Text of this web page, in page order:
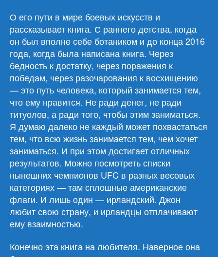
О его пути в мире боевых искусств и
рассказывает книга. С раннего детства, когда
он был вполне себе ботаником и до конца 2016
года, когда была написана книга. Через
бедность к достатку, через поражения к
победам, через разочарования к восхищению
— это путь человека, который занимается тем,
что ему нравится. Не ради денег, не ради
титуолов, а ради того, чтобы этим заниматься.
Я думаю далеко не каждый может похвастаться
тем, что всю жизнь занимается тем, чем хочет
заниматься. И при этом достигает отличных
результатов. Можно посмотреть списки
нынешних чемпионов UFC в разных весовых
категориях — там сплошные американские
флаги. И лишь один — ирландский. Джон
любит свою страну, и ирландцы отплачивают
ему взаимностью.
Конечно эта книга на любителя. Наверное она